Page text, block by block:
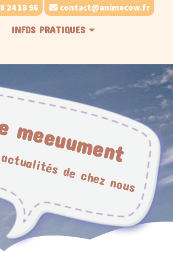
24 18 96 contact@animecow.fr
INFOS PRATIQUES
meeuument
de chez nous